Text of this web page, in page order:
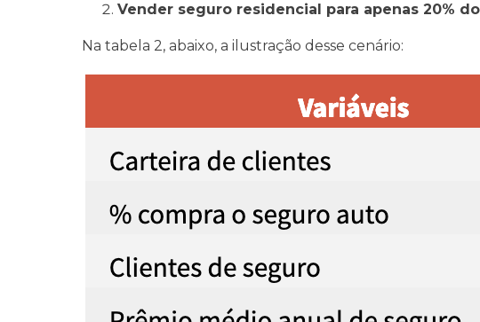
Vender seguro residencial para apenas 20%
Na tabela 2, abaixo, a ilustração desse cenário: